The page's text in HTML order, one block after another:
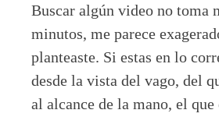
Buscar algún video no toma
minutos, me parece
planteaste. Si estas en lo
desde la vista del vago, del
al alcance de la mano, el que